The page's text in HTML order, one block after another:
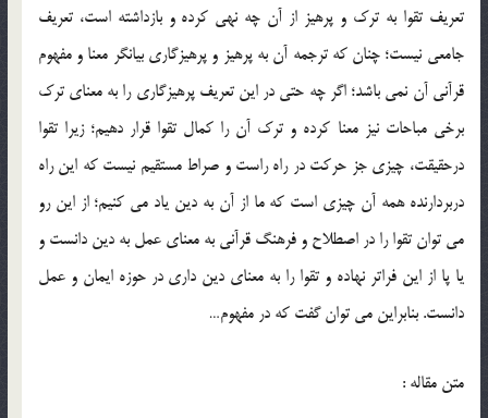
تعريف تقوا به ترك و پرهيز از آن چه نهي كرده و بازداشته است، تعريف
جامعي نيست؛ چنان كه ترجمه آن به پرهيز و پرهيزگاري بيانگر معنا و مفهوم
قرآني آن نمي باشد؛ اگر چه حتي در اين تعريف پرهيزگاري را به معناي ترك
برخي مباحات نيز معنا كرده و ترك آن را كمال تقوا قرار دهيم؛ زيرا تقوا
درحقيقت، چيزي جز حركت در راه راست و صراط مستقيم نيست كه اين راه
دربردارنده همه آن چيزي است كه ما از آن به دين ياد مي كنيم؛ از اين رو
مي توان تقوا را در اصطلاح و فرهنگ قرآني به معناي عمل به دين دانست و
يا پا از اين فراتر نهاده و تقوا را به معناي دين داري در حوزه ايمان و عمل
دانست. بنابراين مي توان گفت كه در مفهوم…
متن مقاله :